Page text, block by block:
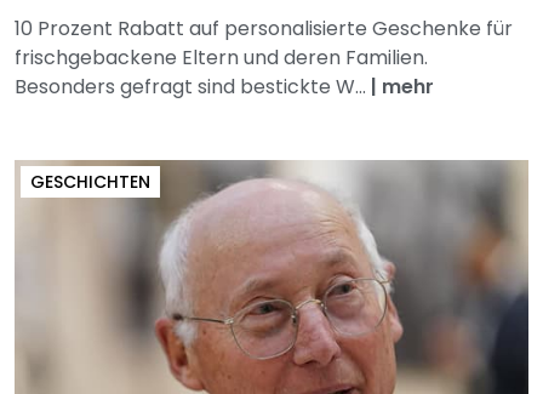
10 Prozent Rabatt auf personalisierte Geschenke für
frischgebackene Eltern und deren Familien.
Besonders gefragt sind bestickte W... | mehr
GESCHICHTEN